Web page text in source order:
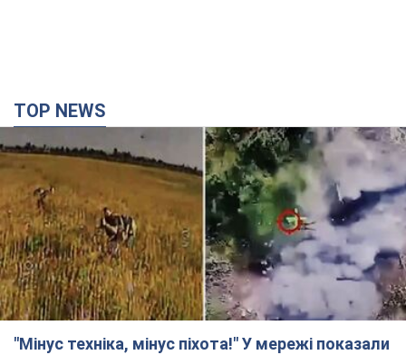
TOP NEWS
"Мінус техніка, мінус піхота!" У мережі показали